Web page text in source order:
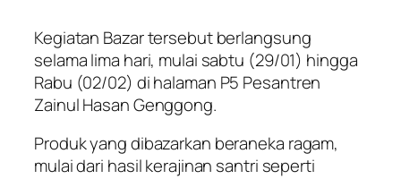
Kegiatan Bazar tersebut berlangsung
selama lima hari, mulai sabtu (29/01) hingga
Rabu (02/02) di halaman P5 Pesantren
Zainul Hasan Genggong.
Produk yang dibazarkan beraneka ragam,
mulai dari hasil kerajinan santri seperti